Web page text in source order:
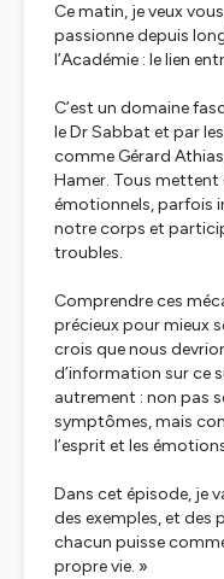
Ce matin, je veux
passionne depuis
l’Académie : le lien
C’est un domaine
le Dr Sabbat et par
comme Gérard
Hamer. Tous mettent
émotionnels, parfois
notre corps et
troubles.
Comprendre ces
précieux pour mieux
crois que nous
d’information sur ce
autrement : non pas
symptômes, mais
l’esprit et les
Dans cet épisode, je
des exemples, et des
chacun puisse
propre vie. »